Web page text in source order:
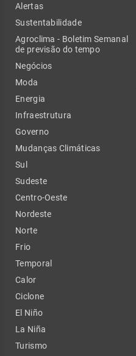
Alertas
Sustentabilidade
Agroclima - Boletim Semanal
de previsão do tempo
Negócios
Moda
Energia
Infraestrutura
Governo
Mudanças Climáticas
Sul
Sudeste
Centro-Oeste
Nordeste
Norte
Frio
Temporal
Calor
Ciclone
El Niño
La Niña
Turismo